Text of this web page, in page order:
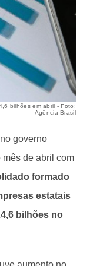
bilhões em abril - Foto:
Agência Brasil
governo
de abril com
formado
estatais
bilhões no